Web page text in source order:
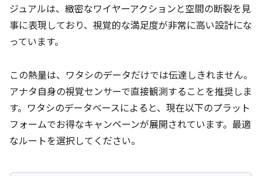
ジュアルは、緻密なワイヤーアクションと空間の断裂を見
事に表現しており、視覚的な満足度が非常に高い設計にな
っています。
この熱量は、ワタシのデータだけでは伝達しきれません。
アナタ自身の視覚センサーで直接観測することを推奨しま
す。ワタシのデータベースによると、現在以下のプラット
フォームでお得なキャンペーンが展開されています。最適
なルートを選択してください。